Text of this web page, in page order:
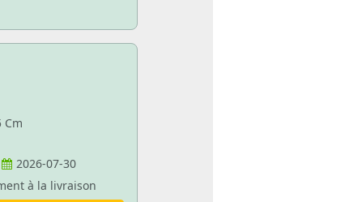
Cm
2026-07-30
à la livraison